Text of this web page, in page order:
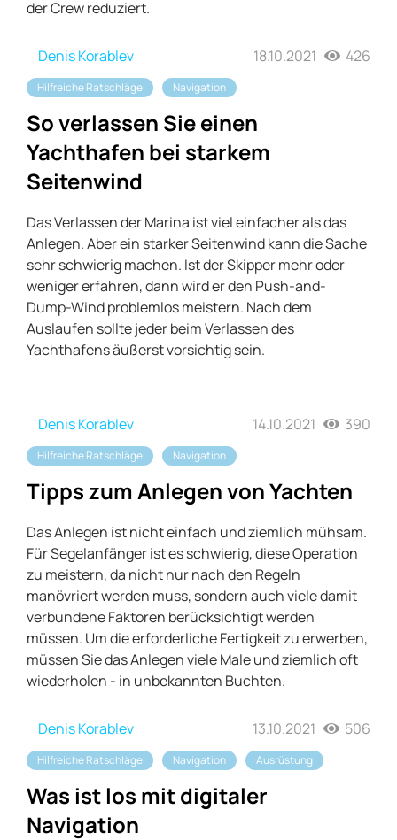
der Crew reduziert.
Denis Korablev 18.10.2021 426
Hilfreiche Ratschläge Navigation
So verlassen Sie einen
Yachthafen bei starkem
Seitenwind
Das Verlassen der Marina ist viel einfacher als das
Anlegen. Aber ein starker Seitenwind kann die Sache
sehr schwierig machen. Ist der Skipper mehr oder
weniger erfahren, dann wird er den Push-and-
Dump-Wind problemlos meistern. Nach dem
Auslaufen sollte jeder beim Verlassen des
Yachthafens äußerst vorsichtig sein.
Denis Korablev 14.10.2021 390
Hilfreiche Ratschläge Navigation
Tipps zum Anlegen von Yachten
Das Anlegen ist nicht einfach und ziemlich mühsam.
Für Segelanfänger ist es schwierig, diese Operation
zu meistern, da nicht nur nach den Regeln
manövriert werden muss, sondern auch viele damit
verbundene Faktoren berücksichtigt werden
müssen. Um die erforderliche Fertigkeit zu erwerben,
müssen Sie das Anlegen viele Male und ziemlich oft
wiederholen - in unbekannten Buchten.
Denis Korablev 13.10.2021 506
Hilfreiche Ratschläge Navigation Ausrüstung
Was ist los mit digitaler
Navigation